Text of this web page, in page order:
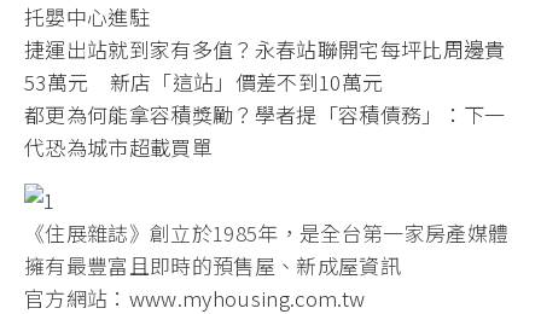
托嬰中心進駐
捷運出站就到家有多值？永春站聯開宅每坪比周邊貴
53萬元 新店「這站」價差不到10萬元
都更為何能拿容積獎勵？學者提「容積債務」：下一
代恐為城市超載買單
《住展雜誌》創立於1985年，是全台第一家房產媒體
擁有最豐富且即時的預售屋、新成屋資訊
官方網站： www.myhousing.com.tw